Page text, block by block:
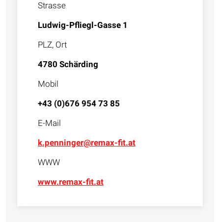
Strasse
Ludwig-Pfliegl-Gasse 1
PLZ, Ort
4780 Schärding
Mobil
+43 (0)676 954 73 85
E-Mail
k.penninger@remax-fit.at
WWW
www.remax-fit.at